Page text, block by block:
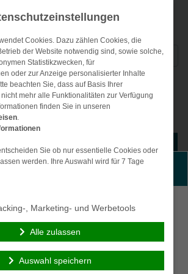
Suchen
nach:
Beratung gewünscht?
eine
mit
Ich verzichte auf eine
und möchte mit dem
Cookies. Dazu zählen Cookies, die
der Website notwendig sind, sowie solche,
Statistikzwecken, für
oder zur Anzeige personalisierter Inhalte
beachten Sie, dass auf Basis Ihrer
mehr alle Funktionalitäten zur Verfügung
finden Sie in unseren
.
Sie ob nur essentielle Cookies oder
werden. Ihre Auswahl wird für 7 Tage
, Marketing- und Werbetools
Alle zulassen
Auswahl speichern